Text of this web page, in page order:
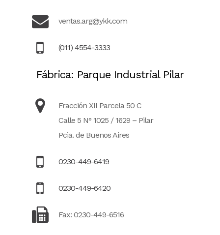
ventas.arg@ykk.com
(011) 4554-3333
Fábrica: Parque Industrial Pilar
Fracción XII Parcela 50 C
Calle 5 N° 1025 / 1629 – Pilar
Pcia. de Buenos Aires
0230-449-6419
0230-449-6420
Fax: 0230-449-6516